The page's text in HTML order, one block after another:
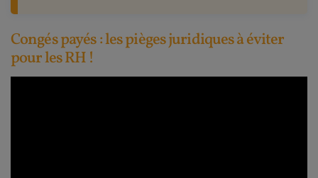
Congés payés : les pièges juridiques à éviter
pour les RH !